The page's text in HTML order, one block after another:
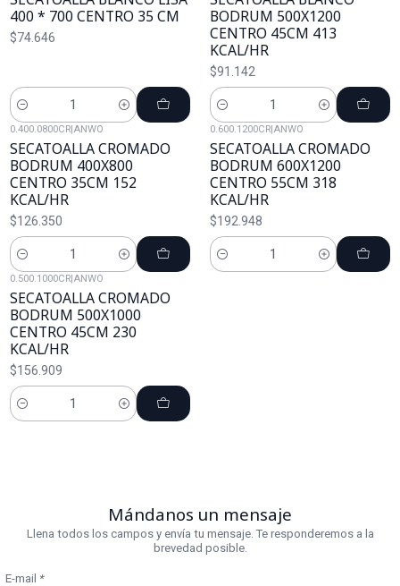
400 * 700 CENTRO 35 CM
$74.646
Cantidad
BODRUM 500X1200
CENTRO 45CM 413
KCAL/HR
$91.142
Cantidad
0.400.0800CR|ANWO
SECATOALLA CROMADO
BODRUM 400X800
CENTRO 35CM 152
KCAL/HR
$126.350
Cantidad
0.600.1200CR|ANWO
SECATOALLA CROMADO
BODRUM 600X1200
CENTRO 55CM 318
KCAL/HR
$192.948
Cantidad
0.500.1000CR|ANWO
SECATOALLA CROMADO
BODRUM 500X1000
CENTRO 45CM 230
KCAL/HR
$156.909
Cantidad
Mándanos un mensaje
Llena todos los campos y envía tu mensaje. Te responderemos a la
brevedad posible.
E-mail *